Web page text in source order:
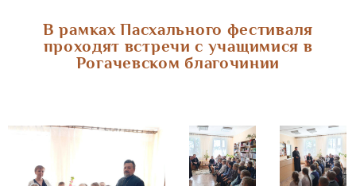
В рамках Пасхального фестиваля
проходят встречи с учащимися в
Рогачевском благочинии